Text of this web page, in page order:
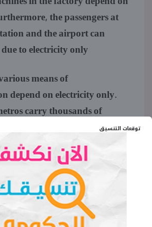
توقعات التنسيق
the passengers at
and the airport can
to electricity only.
means of
depend on electricity only.
carry thousands of
day. All this is made possible
only. Electricity boosts our
helps in making it civilized.
ways by which we can save
everyday lives. For instance,
two lights if you only need